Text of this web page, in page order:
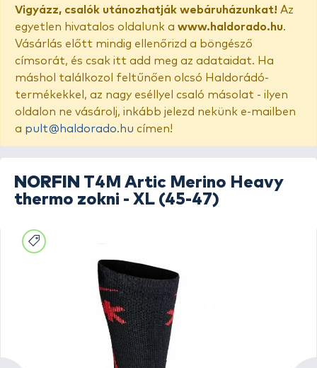
Vigyázz, csalók utánozhatják webáruházunkat! Az
egyetlen hivatalos oldalunk a www.haldorado.hu.
Vásárlás előtt mindig ellenőrizd a böngésző
címsorát, és csak itt add meg az adataidat. Ha
máshol találkozol feltűnően olcsó Haldorádó-
termékekkel, az nagy eséllyel csaló másolat - ilyen
oldalon ne vásárolj, inkább jelezd nekünk e-mailben
a pult@haldorado.hu címen!
NORFIN T4M Artic Merino Heavy
thermo zokni - XL (45-47)